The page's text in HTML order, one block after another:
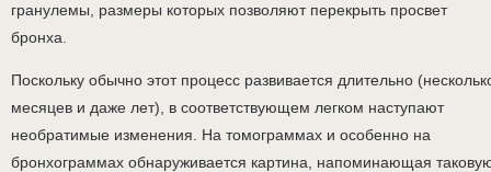
гранулемы, размеры которых позволяют перекрыть просвет
бронха.
Поскольку обычно этот процесс развивается длительно
месяцев и даже лет), в соответствующем легком наступают
необратимые изменения. На томограммах и особенно на
бронхограммах обнаруживается картина, напоминающая